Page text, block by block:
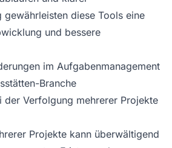
diese Tools eine
und bessere
im Aufgabenmanagement
Branche
der Verfolgung mehrerer Projekte
Projekte kann überwältigend